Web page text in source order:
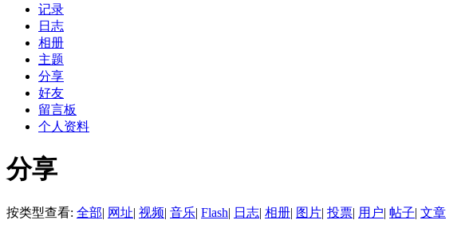
记录
日志
相册
主题
分享
好友
留言板
个人资料
分享
按类型查看: 全部| 网址| 视频| 音乐| Flash| 日志| 相册| 图片| 投票| 用户| 帖子| 文章